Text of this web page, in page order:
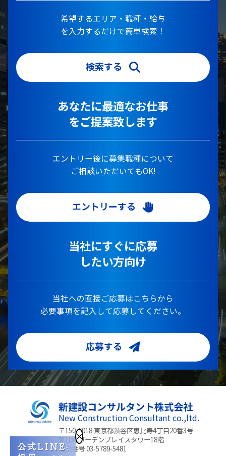
希望するエリア・職種・給与
を入力するだけで簡単検索！
検索する
あなたに最適なお仕事
をご提案致します
エントリー後に募集職種について
ご相談いただいてもOK!
エントリーする
当社にすぐに応募
したい方向け
当社への直接ご応募はこちらから
必要事項を記入して応募してください。
応募する
新建設コンサルタント株式会社
New Construction Consultant co.,ltd.
〒150-6018 東京都渋谷区恵比寿4丁目20番3号
恵比寿ガーデンプレイスタワー18階
電話番号 03-5789-5481